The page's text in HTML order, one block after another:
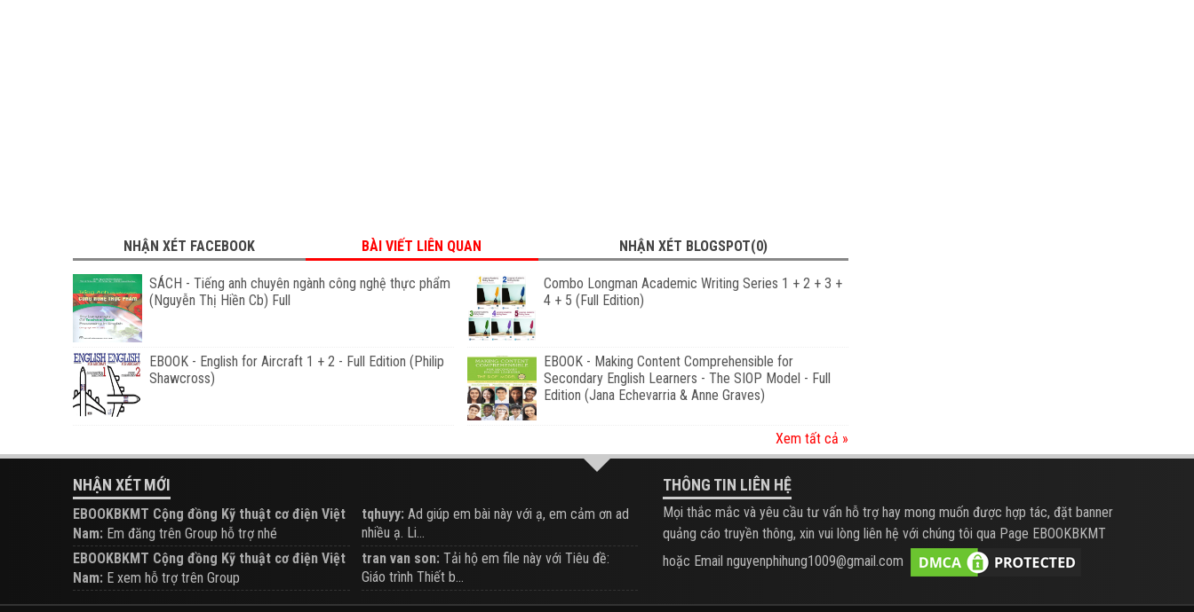
NHẬN XÉT FACEBOOK BÀI VIẾT LIÊN QUAN NHẬN XÉT BLOGSPOT(0)
SÁCH - Tiếng anh chuyên ngành công nghệ thực phẩm
(Nguyễn Thị Hiền Cb) Full
Combo Longman Academic Writing Series 1 + 2 + 3 +
4 + 5 (Full Edition)
EBOOK - English for Aircraft 1 + 2 - Full Edition (Philip
Shawcross)
EBOOK - Making Content Comprehensible for
Secondary English Learners - The SIOP Model - Full
Edition (Jana Echevarria & Anne Graves)
Xem tất cả »
NHẬN XÉT MỚI
EBOOKBKMT Cộng đồng Kỹ thuật cơ điện Việt
Nam: Em đăng trên Group hỗ trợ nhé
tqhuyy: Ad giúp em bài này với ạ, em cảm ơn ad
nhiều ạ. Li...
EBOOKBKMT Cộng đồng Kỹ thuật cơ điện Việt
Nam: E xem hỗ trợ trên Group
tran van son: Tải hộ em file này với Tiêu đề:
Giáo trình Thiết b...
THÔNG TIN LIÊN HỆ
Mọi thắc mắc và yêu cầu tư vấn hỗ trợ hay mong muốn được hợp tác, đặt banner
quảng cáo truyền thông, xin vui lòng liên hệ với chúng tôi qua Page EBOOKBKMT
hoặc Email nguyenphihung1009@gmail.com